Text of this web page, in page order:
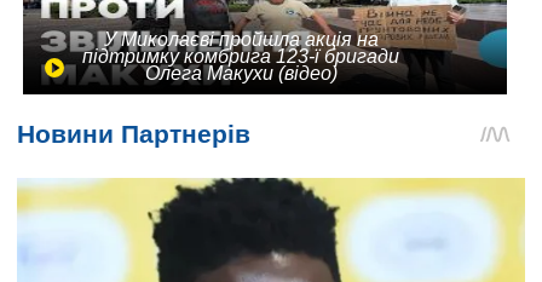
У Миколаєві пройшла акція на
підтримку комбрига 123-ї бригади
Олега Макухи (відео)